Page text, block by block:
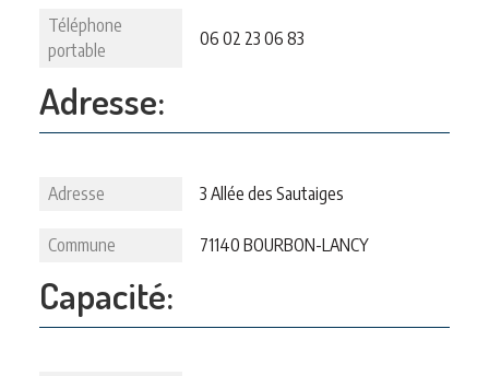
Téléphone
portable
06 02 23 06 83
Adresse:
Adresse 3 Allée des Sautaiges
Commune 71140 BOURBON-LANCY
Capacité: